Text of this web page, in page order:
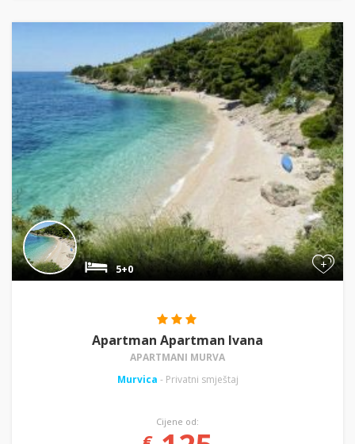
+
5+0
Apartman Apartman Ivana
APARTMANI MURVA
Murvica - Privatni smještaj
Cijene od: